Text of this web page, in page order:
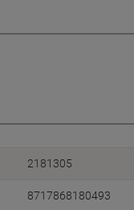
2181305
8717868180493